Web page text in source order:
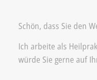
Schön, dass Sie den
Ich arbeite als
würde Sie gerne auf